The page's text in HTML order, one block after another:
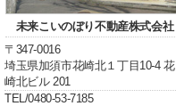
未来こいのぼり不動産株式会社
〒347-0016
埼玉県加須市花崎北１丁目10-4 花
崎北ビル 201
TEL/0480-53-7185